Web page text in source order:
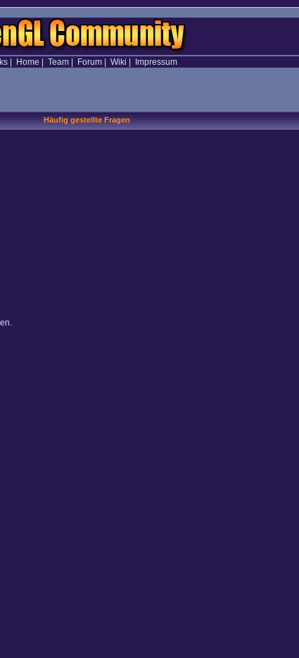
| Home Team| Forum| Wiki Impressum
Häufig gestellte Fragen